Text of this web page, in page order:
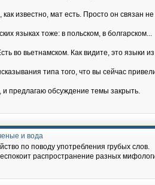
как известно, мат есть. Просто он связан
языках тоже: в польском, в болгарском...
во вьетнамском. Как видите, это языки
типа того, что вы сейчас
предлагаю обсуждение темы закрыть.
и вода
по поводу употребления грубых слов.
распространение разных